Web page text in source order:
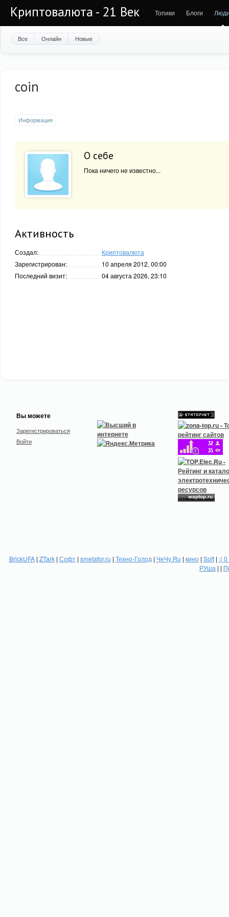
Криптовалюта - 21 Век Топики Блоги
Все Онлайн Новые
coin
Информация
О себе
Пока ничего не известно...
Активность
Создал:
Криптовалюта
Зарегистрирован:
10 апреля 2012, 00:00
Последний визит:
04 августа 2026, 23:10
Вы можете
Зарегистрироваться
Войти
BrickUFA| ZTark| Софт| smetafor.ru | Техно-Голод | ЧеЧу.Ru | кино| Soft| :(
РУша | |